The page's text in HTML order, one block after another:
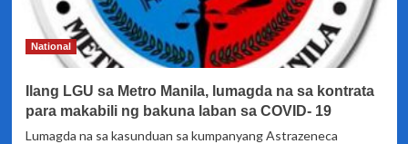
laban
sa
management
ng
sa
Syudad
National
Ilang LGU sa Metro Manila, lumagda na sa kontrata
para makabili ng bakuna laban sa COVID- 19
Lumagda na sa kasunduan sa kumpanyang Astrazeneca